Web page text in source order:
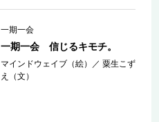
一期一会
一期一会 信じるキモチ。
マインドウェイブ（絵） ／粟生こず
え（文）